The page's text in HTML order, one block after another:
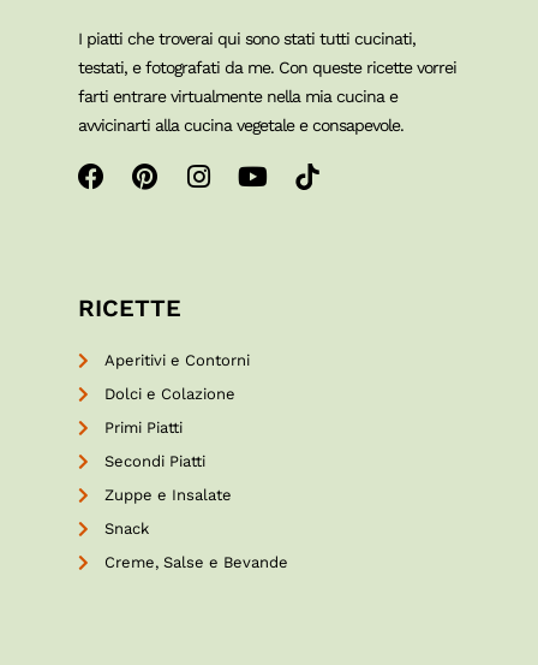
I piatti che troverai qui sono stati tutti cucinati,
testati, e fotografati da me. Con queste ricette vorrei
farti entrare virtualmente nella mia cucina e
avvicinarti alla cucina vegetale e consapevole.
RICETTE
Aperitivi e Contorni
Dolci e Colazione
Primi Piatti
Secondi Piatti
Zuppe e Insalate
Snack
Creme, Salse e Bevande